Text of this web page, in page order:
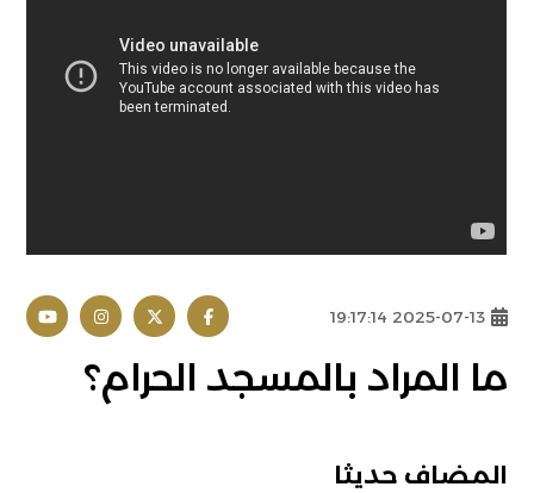
2025-07-13 19:17:14
ما المراد بالمسجد الحرام؟
المضاف حديثا